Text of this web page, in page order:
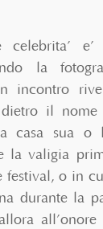
celebrita’
la
incontro
il nome
a casa sua o
la valigia
festival, o in
durante la
all’onore